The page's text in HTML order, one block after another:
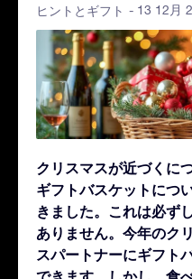
ヒントとギフト - 13 12月
クリスマスが近づくに
ギフトバスケットにつ
きました。これは必ず
ありません。今年のク
スパートナーにギフト